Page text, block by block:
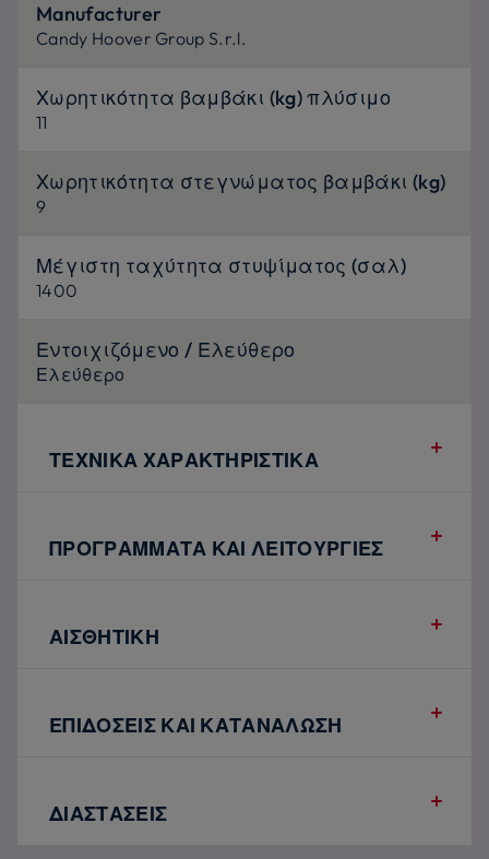
Manufacturer
Candy Hoover Group S.r.l.
Χωρητικότητα βαμβάκι (kg) πλύσιμο
11
Χωρητικότητα στεγνώματος βαμβάκι (kg)
9
Μέγιστη ταχύτητα στυψίματος (σαλ)
1400
Εντοιχιζόμενο / Ελεύθερο
Ελεύθερο
ΤΕΧΝΙΚΑ ΧΑΡΑΚΤΗΡΙΣΤΙΚΑ
ΠΡΟΓΡΑΜΜΑΤΑ ΚΑΙ ΛΕΙΤΟΥΡΓΙΕΣ
ΑΙΣΘΗΤΙΚΗ
ΕΠΙΔΟΣΕΙΣ ΚΑΙ ΚΑΤΑΝΑΛΩΣΗ
ΔΙΑΣΤΑΣΕΙΣ